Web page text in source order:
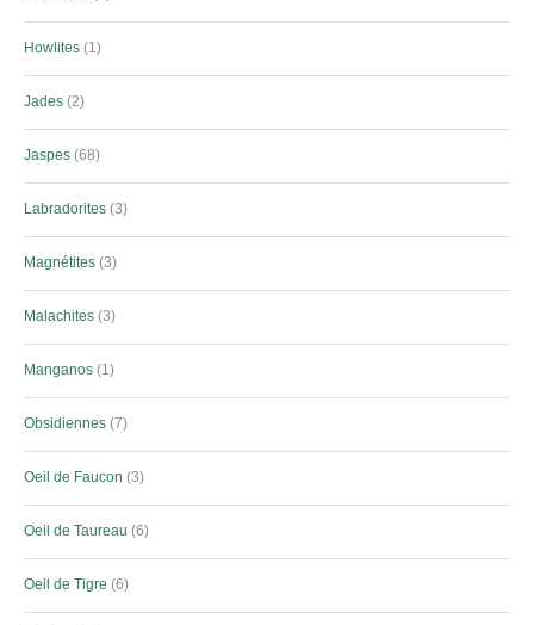
Howlites 1
Jades 2
Jaspes 68
Labradorites 3
Magnétites 3
Malachites 3
Manganos 1
Obsidiennes 7
Oeil de Faucon 3
Oeil de Taureau 6
Oeil de Tigre 6